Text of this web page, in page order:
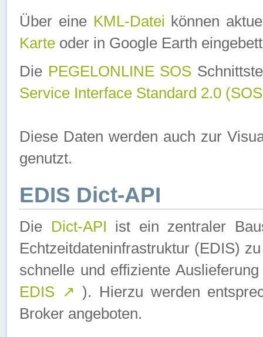
Über eine KML-Datei können
Karte oder in Google Earth
Die PEGELONLINE SOS
Service Interface Standard 2.0
Diese Daten werden auch zur
genutzt.
EDIS Dict-API
Die Dict-API ist ein zentraler
Echtzeitdateninfrastruktur (EDIS)
schnelle und effiziente
EDIS ↗ ). Hierzu werden
Broker angeboten.